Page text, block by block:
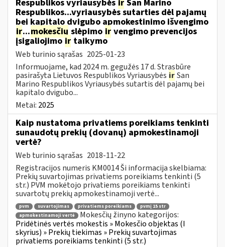
Respublikos vyriausybės ir San Marino
Respublikos...vyriausybės sutarties dėl pajamų
bei kapitalo dvigubo apmokestinimo išvengimo
ir...mokesčių slėpimo ir vengimo prevencijos
įsigaliojimoir taikymo
Web turinio sąrašas 2025-01-23
Informuojame, kad 2024 m. gegužės 17 d. Strasbūre
pasirašyta Lietuvos Respublikos Vyriausybės irSan
Marino Respublikos Vyriausybės sutartis dėl pajamų bei
kapitalo dvigubo...
Metai: 2025
Kaip nustatoma privatiems poreikiams tenkinti
sunaudotų prekių (dovanų) apmokestinamoji
vertė?
Web turinio sąrašas 2018-11-22
Registracijos numeris KM0014 Ši informacija skelbiama:
Prekių suvartojimas privatiems poreikiams tenkinti (5
str.) PVM mokėtojo privatiems poreikiams tenkinti
suvartotų prekių apmokestinamoji vertė...
pvm suvartojimas privatiems poreikiams
pvmį 15 str
apmokestinamoji vertė
Mokesčių žinyno kategorijos:
Pridėtinės vertės mokestis » Mokesčio objektas (I
skyrius) » Prekių tiekimas » Prekių suvartojimas
privatiems poreikiams tenkinti (5 str.)